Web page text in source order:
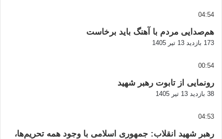
04:54
هم‌صدایی مردم با آهنگ باید برخاست
173 بازدید 13 تیر 1405
00:54
رونمایی از تابوت رهبر شهید
38 بازدید 13 تیر 1405
04:53
رهبر شهید انقلاب: جمهوری اسلامی با وجود همه تحریم‌ها،